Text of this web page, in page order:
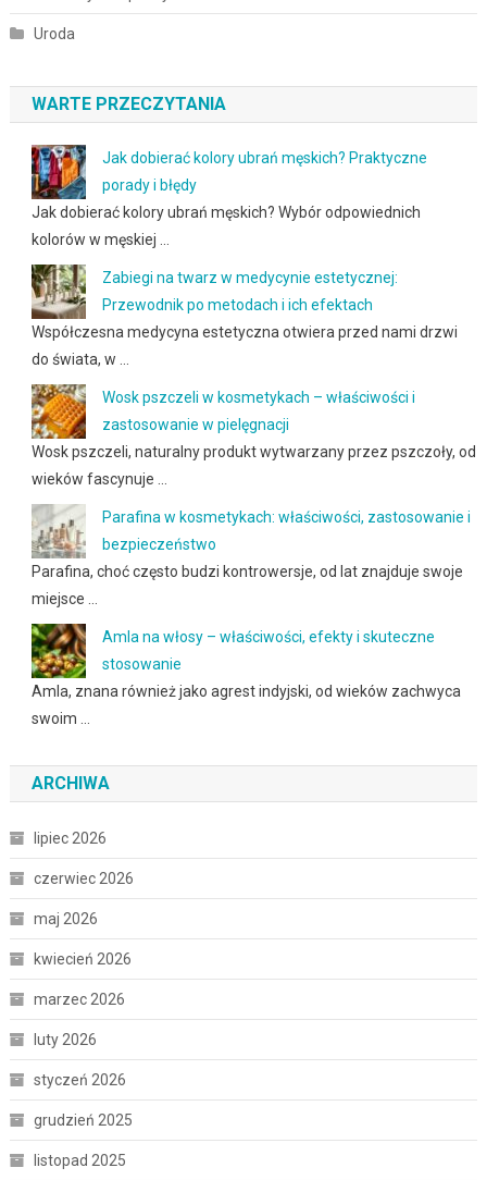
Uroda
WARTE PRZECZYTANIA
Jak dobierać kolory ubrań męskich? Praktyczne
porady i błędy
Jak dobierać kolory ubrań męskich? Wybór odpowiednich
kolorów w męskiej …
Zabiegi na twarz w medycynie estetycznej:
Przewodnik po metodach i ich efektach
Współczesna medycyna estetyczna otwiera przed nami drzwi
do świata, w …
Wosk pszczeli w kosmetykach – właściwości i
zastosowanie w pielęgnacji
Wosk pszczeli, naturalny produkt wytwarzany przez pszczoły, od
wieków fascynuje …
Parafina w kosmetykach: właściwości, zastosowanie i
bezpieczeństwo
Parafina, choć często budzi kontrowersje, od lat znajduje swoje
miejsce …
Amla na włosy – właściwości, efekty i skuteczne
stosowanie
Amla, znana również jako agrest indyjski, od wieków zachwyca
swoim …
ARCHIWA
lipiec 2026
czerwiec 2026
maj 2026
kwiecień 2026
marzec 2026
luty 2026
styczeń 2026
grudzień 2025
listopad 2025